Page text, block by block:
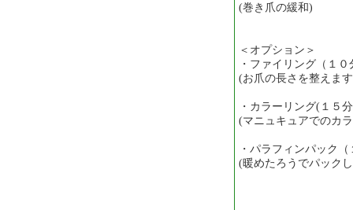
(巻き爪の緩和)
＜オプション＞
・ファイリング（１
(お爪の長さを整えま
・カラーリング(１５
(マニュキュアでのカ
・パラフィンパック
(暖めたろうでパック